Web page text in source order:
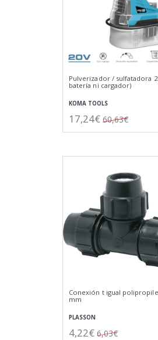
Pulverizador / sulfatadora
batería ni cargador)
KOMA TOOLS
17,24€ 60,63€
Conexión t igual
mm
PLASSON
4,22€ 6,03€